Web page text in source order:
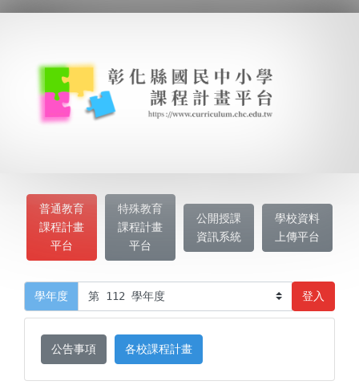
普通教育
課程計畫
平台
特殊教育
課程計畫
平台
公開授課
資訊系統
學校資料
上傳平台
學年度 登入
公告事項 各校課程計畫